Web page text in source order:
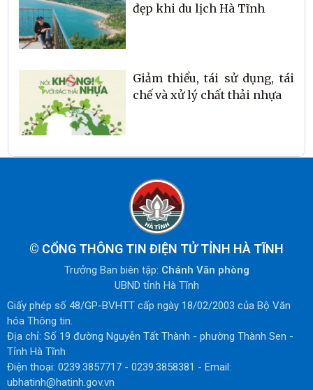
đẹp khi du lịch Hà Tĩnh
Giảm thiểu, tái sử dụng, tái
chế và xử lý chất thải nhựa
© CỔNG THÔNG TIN ĐIỆN TỬ TỈNH HÀ TĨNH
Trưởng Ban biên tập: Chánh Văn phòng
UBND tỉnh Hà Tĩnh
Giấy phép số 48/GP-BVHTT cấp ngày 18/02/2003 của Bộ Văn
hóa Thông tin.
Địa chỉ: Số 19 đường Nguyễn Tất Thành - phường Thành Sen -
Tỉnh Hà Tĩnh
Điện thoại: 0239.3857717 - 0239.3858381 - Email:
ubhatinh@hatinh.gov.vn